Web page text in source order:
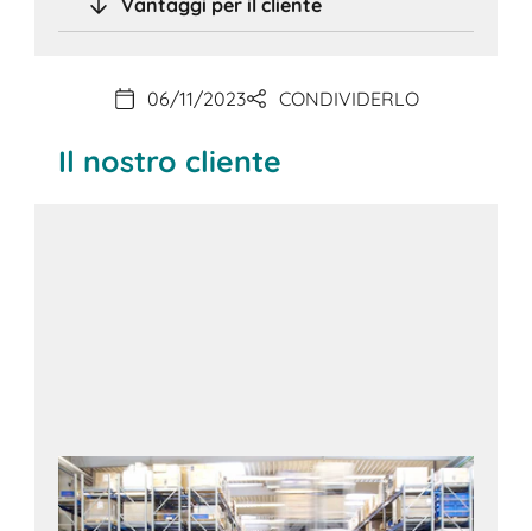
06/11/2023 CONDIVIDERLO
Il nostro cliente